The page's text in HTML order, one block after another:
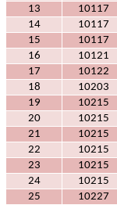
13
10117
14
10117
15
10117
16
10121
17
10122
18
10203
19
10215
20
10215
21
10215
22
10215
23
10215
24
10215
25
10227